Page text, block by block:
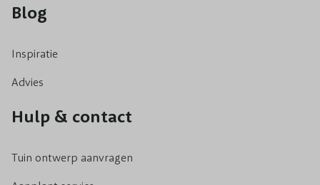
Blog
Inspiratie
Advies
Hulp & contact
Tuin ontwerp aanvragen